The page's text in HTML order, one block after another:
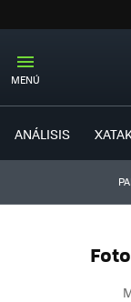
MENÚ
ANÁLISIS